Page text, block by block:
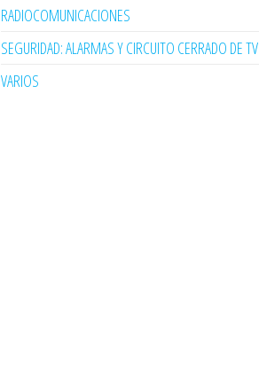
RADIOCOMUNICACIONES
SEGURIDAD: ALARMAS Y CIRCUITO CERRADO DE TV
VARIOS